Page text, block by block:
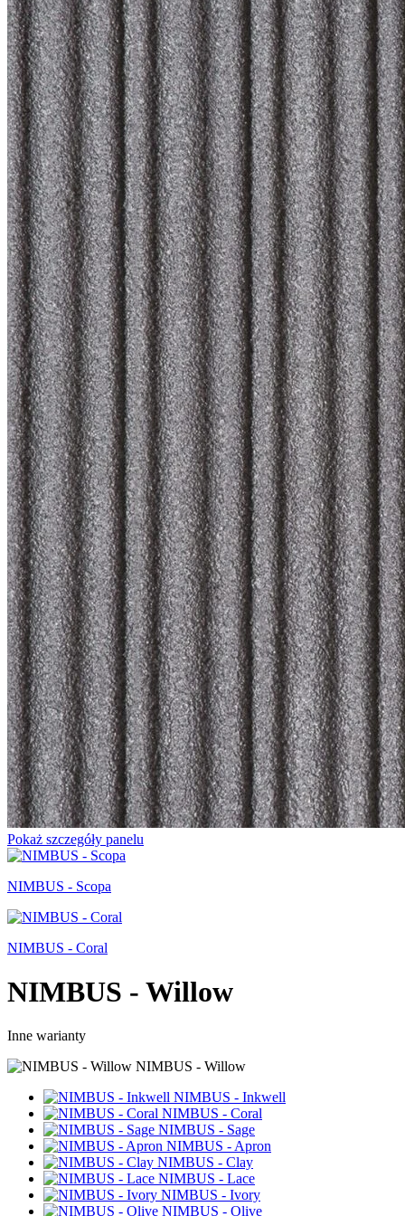
Pokaż szczegóły panelu
NIMBUS - Scopa
NIMBUS - Coral
NIMBUS - Willow
Inne warianty
NIMBUS - Willow
NIMBUS - Inkwell
NIMBUS - Coral
NIMBUS - Sage
NIMBUS - Apron
NIMBUS - Clay
NIMBUS - Lace
NIMBUS - Ivory
NIMBUS - Olive